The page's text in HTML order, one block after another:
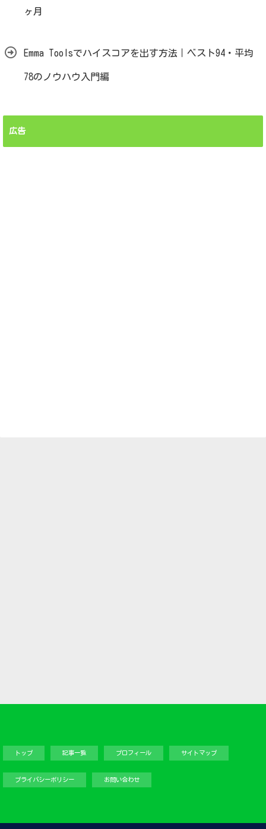
ヶ月
Emma Toolsでハイスコアを出す方法｜ベスト94・平均
78のノウハウ入門編
広告
トップ 記事一覧 プロフィール サイトマップ
プライバシーポリシー お問い合わせ